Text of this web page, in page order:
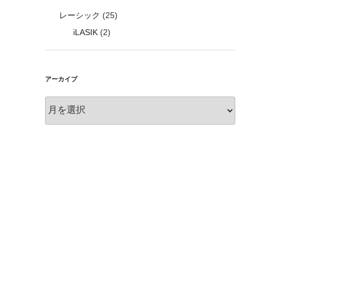
レーシック (25)
iLASIK(2)
アーカイブ
ー